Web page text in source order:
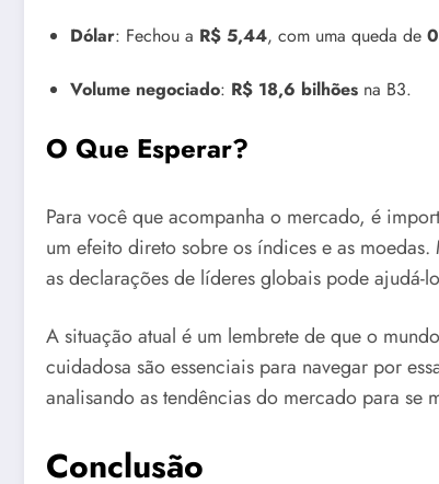
Dólar: Fechou a R$ 5,44, com uma queda de
Volume negociado: R$ 18,6 bilhões na B3.
O Que Esperar?
Para você que acompanha o mercado, é
um efeito direto sobre os índices e as
as declarações de líderes globais pode ajudá-
A situação atual é um lembrete de que o
cuidadosa são essenciais para navegar por
analisando as tendências do mercado para se
Conclusão